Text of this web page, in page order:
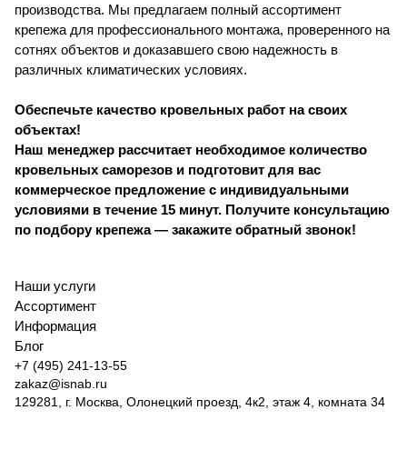
производства. Мы предлагаем полный ассортимент
крепежа для профессионального монтажа, проверенного на
сотнях объектов и доказавшего свою надежность в
различных климатических условиях.
Обеспечьте качество кровельных работ на своих
объектах!
Наш менеджер рассчитает необходимое количество
кровельных саморезов и подготовит для вас
коммерческое предложение с индивидуальными
условиями в течение 15 минут. Получите консультацию
по подбору крепежа — закажите обратный звонок!
Наши услуги
Ассортимент
Информация
Блог
+7 (495) 241-13-55
zakaz@isnab.ru
129281, г. Москва, Олонецкий проезд, 4к2, этаж 4, комната 34